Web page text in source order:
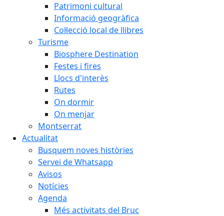
Patrimoni cultural
Informació geogràfica
Col·lecció local de llibres
Turisme
Biosphere Destination
Festes i fires
Llocs d'interès
Rutes
On dormir
On menjar
Montserrat
Actualitat
Busquem noves històries
Servei de Whatsapp
Avisos
Notícies
Agenda
Més activitats del Bruc